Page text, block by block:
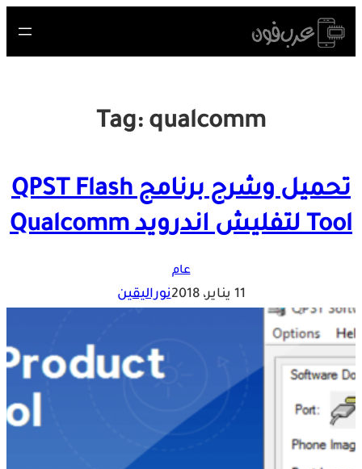
Skip
to
Tag: qualcomm
تحميل وشرح برنامج QPST Flash
Tool لتفليش اندرويد Qualcomm
عام
11 يناير، 2018 نوراليقين